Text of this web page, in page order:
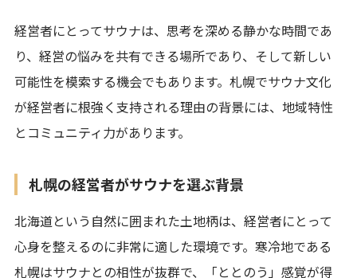
経営者にとってサウナは、思考を深める静かな時間であ
り、経営の悩みを共有できる場所であり、そして新しい
可能性を模索する機会でもあります。札幌でサウナ文化
が経営者に根強く支持される理由の背景には、地域特性
とコミュニティ力があります。
札幌の経営者がサウナを選ぶ背景
北海道という自然に囲まれた土地柄は、経営者にとって
心身を整えるのに非常に適した環境です。寒冷地である
札幌はサウナとの相性が抜群で、「ととのう」感覚が得